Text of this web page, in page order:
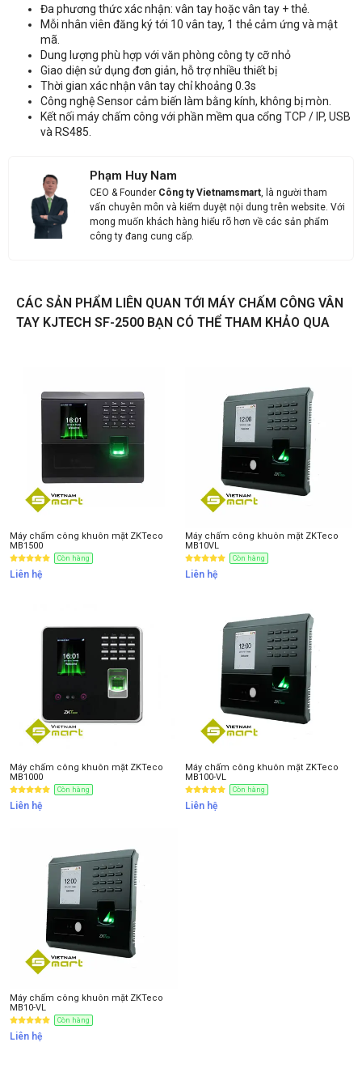
Đa phương thức xác nhận: vân tay hoặc vân tay + thẻ.
Mỗi nhân viên đăng ký tới 10 vân tay, 1 thẻ cảm ứng và mật
mã.
Dung lượng phù hợp với văn phòng công ty cỡ nhỏ
Giao diện sử dụng đơn giản, hỗ trợ nhiều thiết bị
Thời gian xác nhận vân tay chỉ khoảng 0.3s
Công nghệ Sensor cảm biến làm bằng kính, không bị mòn.
Kết nối máy chấm công với phần mềm qua cổng TCP / IP, USB
và RS485.
Phạm Huy Nam
CEO & Founder Công ty Vietnamsmart, là người tham
vấn chuyên môn và kiểm duyệt nội dung trên website. Với
mong muốn khách hàng hiểu rõ hơn về các sản phẩm
công ty đang cung cấp.
CÁC SẢN PHẨM LIÊN QUAN TỚI MÁY CHẤM CÔNG VÂN
TAY KJTECH SF-2500 BẠN CÓ THỂ THAM KHẢO QUA
Máy chấm công khuôn mặt ZKTeco
MB1500
Còn hàng
Liên hệ
Máy chấm công khuôn mặt ZKTeco
MB10VL
Còn hàng
Liên hệ
Máy chấm công khuôn mặt ZKTeco
MB1000
Còn hàng
Liên hệ
Máy chấm công khuôn mặt ZKTeco
MB100-VL
Còn hàng
Liên hệ
Máy chấm công khuôn mặt ZKTeco
MB10-VL
Còn hàng
Liên hệ
Thông tin nhận báo giá sản phẩm
Anh Chị
Anh/Chị có dùng ZALO số này Tôi Không dùng
NHẬN BÁO GIÁ